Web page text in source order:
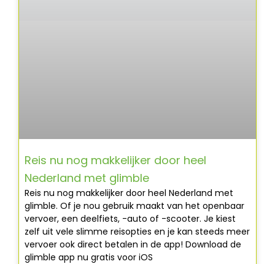
Reis nu nog makkelijker door heel
Nederland met glimble
Reis nu nog makkelijker door heel Nederland met
glimble. Of je nou gebruik maakt van het openbaar
vervoer, een deelfiets, -auto of -scooter. Je kiest
zelf uit vele slimme reisopties en je kan steeds meer
vervoer ook direct betalen in de app! Download de
glimble app nu gratis voor iOS